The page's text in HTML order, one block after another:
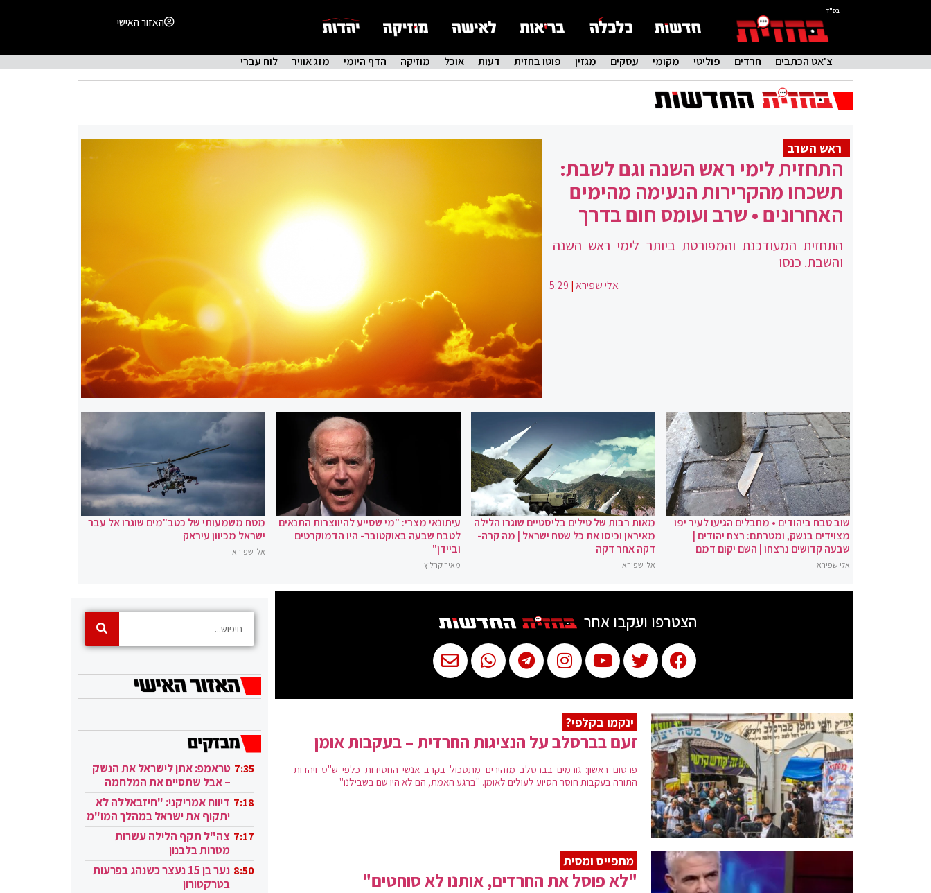
בס"ד
האזור האישי
צ'אט הכתבים חרדים פוליטי מקומי עסקים מגזין פוטו בחזית דעות אוכל מוזיקה הדף היומי מזג אוויר לוח עברי
ראש השרב
התחזית לימי ראש השנה וגם לשבת:
תשכחו מהקרירות הנעימה מהימים
האחרונים • שרב ועומס חום בדרך
התחזית המעודכנת והמפורטת ביותר לימי ראש השנה
והשבת. כנסו
אלי שפירא|
5:29
שוב טבח ביהודים • מחבלים הגיעו לעיר יפו
מצוידים בנשק, ומטרתם: רצח יהודים |
שבעה קדושים נרצחו | השם יקום דמם
אלי שפירא
מאות רבות של טילים בליסטיים שוגרו הלילה
מאיראן וכיסו את כל שטח ישראל | מה קרה-
דקה אחר דקה
אלי שפירא
עיתונאי מצרי: "מי שסייע להיווצרות התנאים
לטבח שבעה באוקטובר- היו הדמוקרטים
וביידן"
מאיר קרליץ
מטח משמעותי של כטב"מים שוגרו אל עבר
ישראל מכיוון עיראק
אלי שפירא
הצטרפו ועקבו אחר
ינקמו בקלפי?
זעם בברסלב על הנציגות החרדית – בעקבות אומן
פרסום ראשון: גורמים בברסלב מזהירים מתסכול בקרב אנשי החסידות כלפי ש"ס ויהדות
התורה בעקבות חוסר הסיוע לעולים לאומן. "ברגע האמת, הם לא היו שם בשבילנו"
מתפייס ומסית
"לא פוסל את החרדים, אותנו לא סוחטים"
7:35 טראמפ: אתן לישראל את הנשק
– אבל שתסיים את המלחמה
בעזה 7:18 דיווח אמריקני: "חיזבאללה לא
יתקוף את ישראל במהלך המו"מ
בקטאר" 7:17 צה"ל תקף הלילה עשרות
מטרות בלבנון
8:50
נער בן 15 נעצר כשנהג בפרעות
בטרקטורון